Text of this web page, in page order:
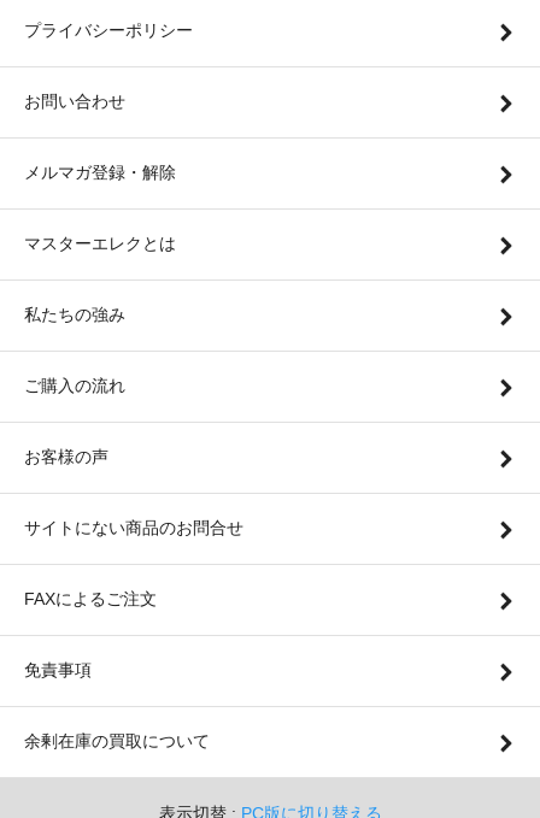
プライバシーポリシー
お問い合わせ
メルマガ登録・解除
マスターエレクとは
私たちの強み
ご購入の流れ
お客様の声
サイトにない商品のお問合せ
FAXによるご注文
免責事項
余剰在庫の買取について
表示切替 : PC版に切り替える